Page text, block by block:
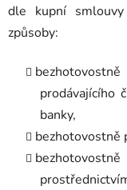
dle kupní
způsoby:
banky,
bezhotovostně